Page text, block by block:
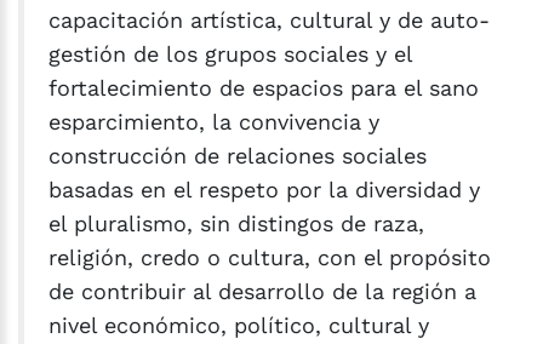
capacitación artística, cultural y de auto-
gestión de los grupos sociales y el
fortalecimiento de espacios para el sano
esparcimiento, la convivencia y
construcción de relaciones sociales
basadas en el respeto por la diversidad y
el pluralismo, sin distingos de raza,
religión, credo o cultura, con el propósito
de contribuir al desarrollo de la región a
nivel económico, político, cultural y